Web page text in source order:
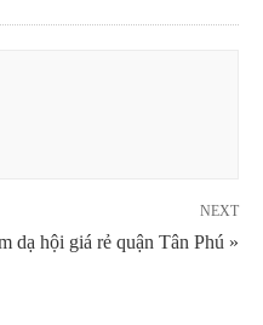
NEXT
dạ hội giá rẻ quận Tân Phú »